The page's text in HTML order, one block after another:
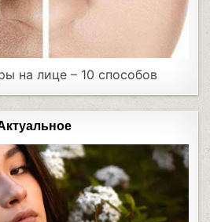
на лице – 10 способов